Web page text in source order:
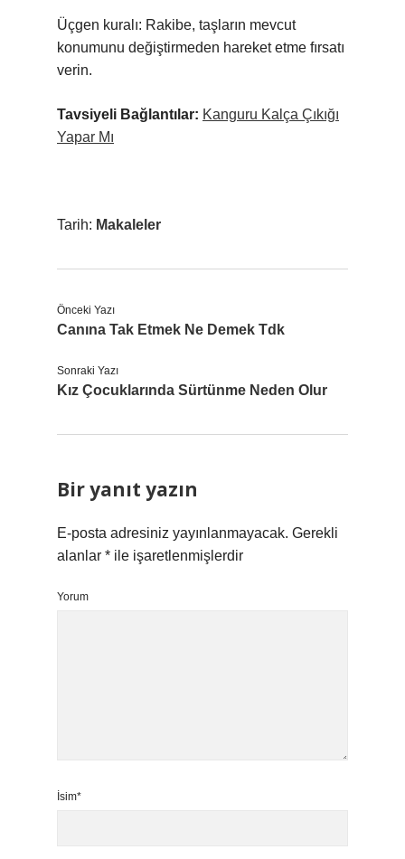
Üçgen kuralı: Rakibe, taşların mevcut
konumunu değiştirmeden hareket etme fırsatı
verin.
Tavsiyeli Bağlantılar: Kanguru Kalça Çıkığı
Yapar Mı
Tarih: Makaleler
Önceki Yazı
Canına Tak Etmek Ne Demek Tdk
Sonraki Yazı
Kız Çocuklarında Sürtünme Neden Olur
Bir yanıt yazın
E-posta adresiniz yayınlanmayacak. Gerekli
alanlar * ile işaretlenmişlerdir
Yorum
İsim*